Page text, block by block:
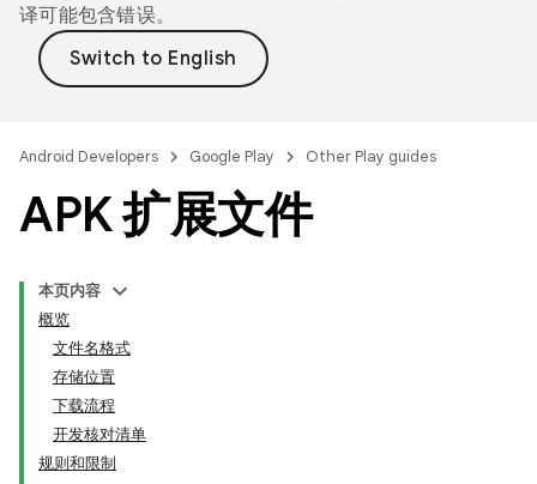
译可能包含错误。
Android Developers Google Play Other Play guides
APK 扩展文件
本页内容
概览
文件名格式
存储位置
下载流程
开发核对清单
规则和限制